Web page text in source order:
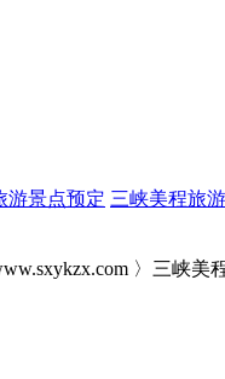
游景点预定 三峡美程旅
〉三峡美